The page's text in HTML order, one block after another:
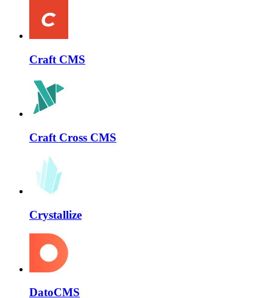
Craft CMS
Craft Cross CMS
Crystallize
DatoCMS